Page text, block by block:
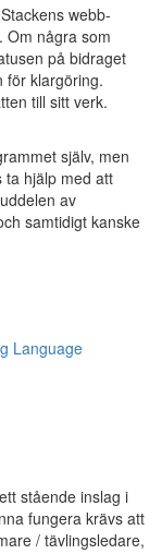
webb-
Om några som
på bidraget
för klargöring.
till sitt verk.
själv, men
ta hjälp med att
av
samtidigt kanske
Language
stående inslag i
fungera krävs att
/ tävlingsledare,